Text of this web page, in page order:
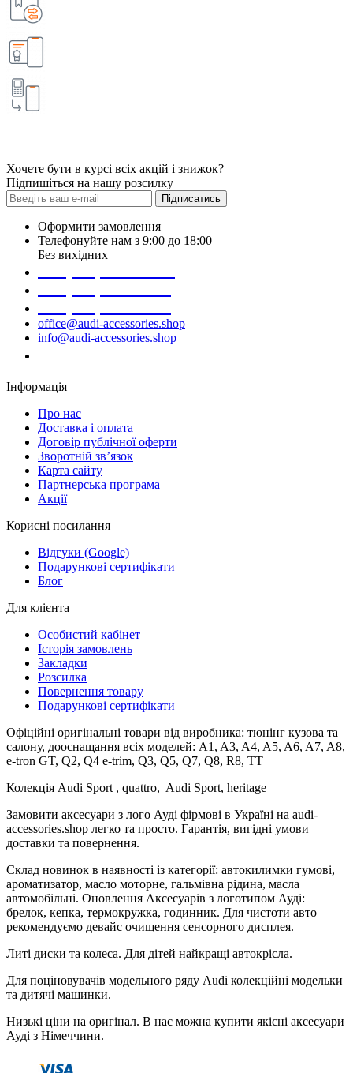
Хочете бути в курсі всіх акцій і знижок?
Підпишіться на нашу розсилку
Підписатись
Оформити замовлення
Телефонуйте нам з 9:00 до 18:00
Без вихідних
office@audi-accessories.shop
info@audi-accessories.shop
Інформація
Про нас
Доставка і оплата
Договір публічної оферти
Зворотній зв’язок
Карта сайту
Партнерська програма
Акції
Корисні посилання
Відгуки (Google)
Подарункові сертифікати
Блог
Для клієнта
Особистий кабінет
Історія замовлень
Закладки
Розсилка
Повернення товару
Подарункові сертифікати
Офіційні оригінальні товари від виробника: тюнінг кузова та
салону, дооснащання всіх моделей: A1, A3, A4, A5, A6, A7, A8,
e-tron GT, Q2, Q4 e-trim, Q3, Q5, Q7, Q8, R8, TT
Колекція Audi Sport , quattro, Audi Sport, heritage
Замовити аксесуари з лого Ауді фірмові в Україні на audi-
accessories.shop легко та просто. Гарантія, вигідні умови
доставки та повернення.
Склад новинок в наявності із категорії: автокилимки гумові,
ароматизатор, масло моторне, гальмівна рідина, масла
автомобільні. Оновлення Аксесуарів з логотипом Ауді:
брелок, кепка, термокружка, годинник. Для чистоти авто
рекомендуємо девайс очищення сенсорного дисплея.
Литі диски та колеса. Для дітей найкращі автокрісла.
Для поціновувачів модельного ряду Audi колекційні модельки
та дитячі машинки.
Низькі ціни на оригінал. В нас можна купити якісні аксесуари
Ауді з Німеччини.